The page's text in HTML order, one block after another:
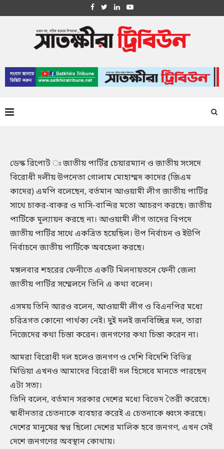
ডেস্ক রিপোর্ট ঃ জাতীয় পার্টির চেয়ারম্যান ও জাতীয় সংসদে
বিরোধী দলীয় উপনেতা গোলাম মোহাম্মদ কাদের (জিএম
কাদের) এমপি বলেছেন, বর্তমান আওয়ামী লীগ জাতীয় পার্টির
সাথে চাকর-বাকর ও দাসি-বান্দির মতো আচরণ করছে। জাতীয়
পার্টিকে মূল্যায়ন করছে না। আওয়ামী লীগ তাদের বিপদে
জাতীয় পার্টির সাথে একত্রিত হয়েছিল। উপ নির্বাচন ও ইউপি
নির্বাচনে জাতীয় পার্টিকে অবহেলা করছে।
মঙ্গলবার শহরের ফেনীতে একটি মিলনায়তনে ফেনী জেলা
জাতীয় পার্টির সম্মেলনে তিনি এ কথা বলেন।
এসময় তিনি আরও বলেন, আওয়ামী লীগ ও বিএনপির মধ্যে
চরিত্রগত কোনো পার্থক্য নেই। দুই দলই জনবিচ্ছিন্ন দল, তারা
নিজেদের কথা চিন্তা করেন। জনগণের কথা চিন্তা করেন না।
আমরা বিরোধী দল হলেও জনগণ ও দেশি বিদেশি বিভিন্ন
মিডিয়া এখনও আমাদের বিরোধী দল হিসেবে মানতে পারছেন
এটা সত্য।
তিনি বলেন, বর্তমান সরকার দেশের মধ্যে বিভেদ তৈরী করেছে।
স্বাধীনতার চেতনাকে ব্যবহার করেই এ চেতনাকে ধ্বংস করছে।
দেশের মানুষের স্বপ্ন ছিলো দেশের মালিক হবে জনগণ, এখন সেই
দেশে জনগণের অবস্থান কোথায়।